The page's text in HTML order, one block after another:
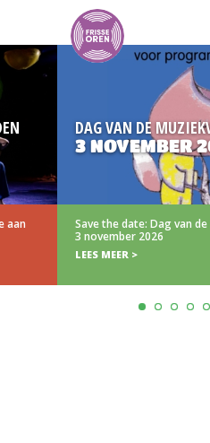
aan
DAG VAN DE
3 NOVEMBER
Save the date: Dag van
3 november 2026
LEES MEER >